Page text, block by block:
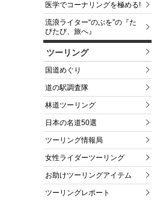
医学でコーナリングを極める!
流浪ライター“のぶを”の『た
びたび、旅へ』
ツーリング
国道めぐり
道の駅調査隊
林道ツーリング
日本の名道50選
ツーリング情報局
女性ライダーツーリング
お助けツーリングアイテム
ツーリングレポート